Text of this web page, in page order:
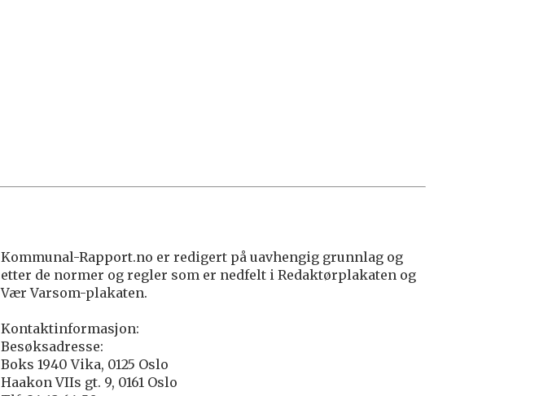
Kommunal-Rapport.no er redigert på uavhengig grunnlag og
etter de normer og regler som er nedfelt i Redaktørplakaten og
Vær Varsom-plakaten.
Kontaktinformasjon:
Besøksadresse:
Boks 1940 Vika, 0125 Oslo
Haakon VIIs gt. 9, 0161 Oslo